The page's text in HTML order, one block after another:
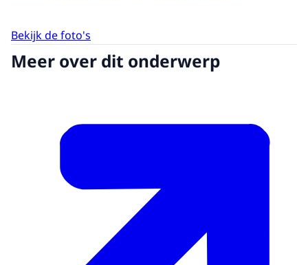
Bekijk de foto's
Meer over dit onderwerp